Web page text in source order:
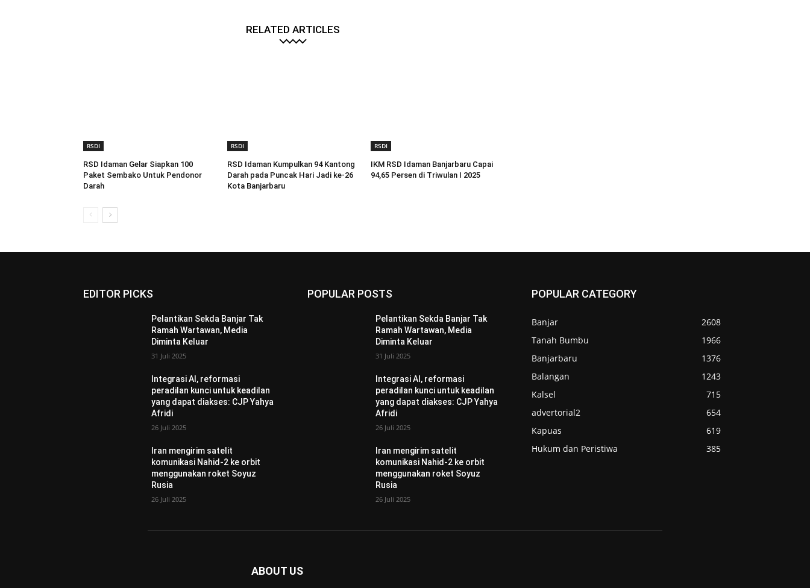
RELATED ARTICLES
RSDI
RSD Idaman Gelar Siapkan 100
Paket Sembako Untuk Pendonor
Darah
RSDI
RSD Idaman Kumpulkan 94 Kantong
Darah pada Puncak Hari Jadi ke-26
Kota Banjarbaru
RSDI
IKM RSD Idaman Banjarbaru Capai
94,65 Persen di Triwulan I 2025
EDITOR PICKS
Pelantikan Sekda Banjar Tak
Ramah Wartawan, Media
Diminta Keluar
31 Juli 2025
Integrasi AI, reformasi
peradilan kunci untuk keadilan
yang dapat diakses: CJP Yahya
Afridi
26 Juli 2025
Iran mengirim satelit
komunikasi Nahid-2 ke orbit
menggunakan roket Soyuz
Rusia
26 Juli 2025
POPULAR POSTS
Pelantikan Sekda Banjar Tak
Ramah Wartawan, Media
Diminta Keluar
31 Juli 2025
Integrasi AI, reformasi
peradilan kunci untuk keadilan
yang dapat diakses: CJP Yahya
Afridi
26 Juli 2025
Iran mengirim satelit
komunikasi Nahid-2 ke orbit
menggunakan roket Soyuz
Rusia
26 Juli 2025
POPULAR CATEGORY
Banjar
2608
Tanah Bumbu
1966
Banjarbaru
1376
Balangan
1243
Kalsel
715
advertorial2
654
Kapuas
619
Hukum dan Peristiwa
385
ABOUT US